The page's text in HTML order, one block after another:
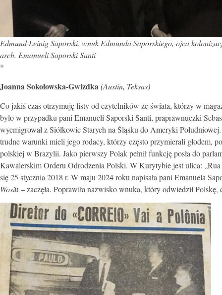
Edmund Leinig Saporski, wnuk Edmunda Saporskiego, ojca
arch. Emanueli Saporski Santi
*
Joanna Sokołowska-Gwizdka(Austin, Teksas)
Co jakiś czas otrzymuję listy od czytelników ze świata, którzy w
było w przypadku pani Emanueli Saporski Santi, praprawnuczki
wyemigrował z Siółkowic Starych na Śląsku do Ameryki
trudne warunki mieli jego rodacy, którzy często przymierali głodem,
polskiej w Brazylii. Jako pierwszy Polak pełnił funkcję posła do
Kawalerskim Orderu Odrodzenia Polski. W Kurytybie jest ulica:
się 25 stycznia 2018 r. W maju 2024 roku napisała pani Emanuela
Wosiu – zaczęła. Poprawiła nazwisko wnuka, który odwiedził